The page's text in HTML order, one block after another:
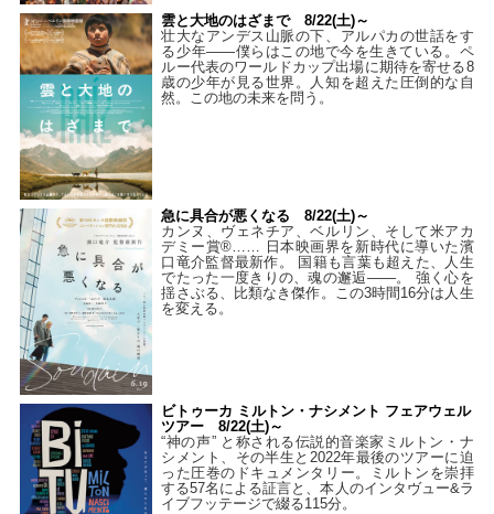
雲と大地のはざまで 8/22(土)～
壮大なアンデス山脈の下、アルパカの世話をす
る少年――僕らはこの地で今を生きている。ペ
ルー代表のワールドカップ出場に期待を寄せる8
歳の少年が見る世界。人知を超えた圧倒的な自
然。この地の未来を問う。
急に具合が悪くなる 8/22(土)～
カンヌ、ヴェネチア、ベルリン、そして米アカ
デミー賞®…… 日本映画界を新時代に導いた濱
口竜介監督最新作。 国籍も言葉も超えた、人生
でたった一度きりの、魂の邂逅――。 強く心を
揺さぶる、比類なき傑作。この3時間16分は人生
を変える。
ビトゥーカ ミルトン・ナシメント フェアウェル
ツアー 8/22(土)～
“神の声” と称される伝説的音楽家ミルトン・ナ
シメント、その半生と2022年最後のツアーに迫
った圧巻のドキュメンタリー。ミルトンを崇拝
する57名による証言と、本人のインタヴュー&ラ
イブフッテージで綴る115分。